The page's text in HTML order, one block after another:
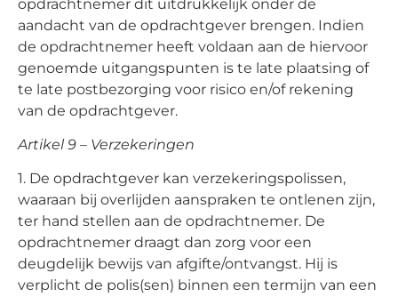
opdrachtnemer dit uitdrukkelijk onder de
aandacht van de opdrachtgever brengen. Indien
de opdrachtnemer heeft voldaan aan de hiervoor
genoemde uitgangspunten is te late plaatsing of
te late postbezorging voor risico en/of rekening
van de opdrachtgever.
Artikel 9 – Verzekeringen
1. De opdrachtgever kan verzekeringspolissen,
waaraan bij overlijden aanspraken te ontlenen zijn,
ter hand stellen aan de opdrachtnemer. De
opdrachtnemer draagt dan zorg voor een
deugdelijk bewijs van afgifte/ontvangst. Hij is
verplicht de polis(sen) binnen een termijn van een